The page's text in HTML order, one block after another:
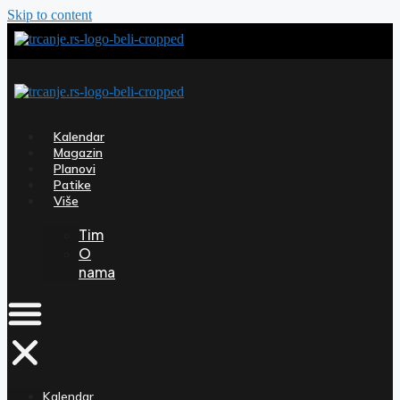
Skip to content
Kalendar
Magazin
Planovi
Patike
Više
Tim
O
nama
Kalendar